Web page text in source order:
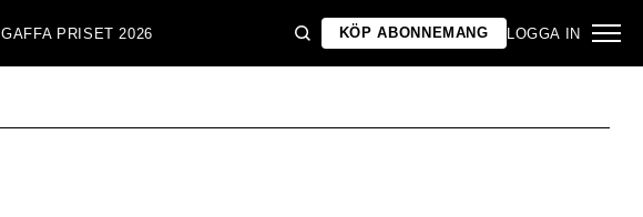
GAFFA PRISET 2026 KÖP ABONNEMANG LOGGA IN